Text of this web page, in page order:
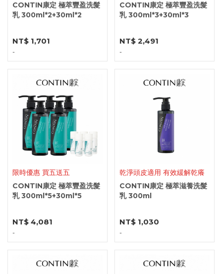
CONTIN康定 極萃豐盈洗髮
乳 300ml*2+30ml*2
NT$ 1,701
-
CONTIN康定 極萃豐盈洗髮
乳 300ml*3+30ml*3
NT$ 2,491
-
限時優惠 買五送五
CONTIN康定 極萃豐盈洗髮
乳 300ml*5+30ml*5
NT$ 4,081
-
乾淨頭皮適用 有效緩解乾癢
CONTIN康定 極萃滋養洗髮
乳 300ml
NT$ 1,030
-